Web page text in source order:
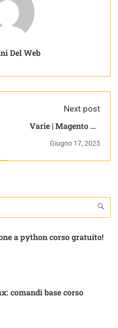
Del Web
Next post
Varie | Magento Da
Giugno 17, 2025
a python corso gratuito!
comandi base corso